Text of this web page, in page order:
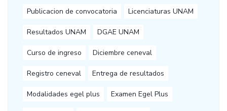
Publicacion de convocatoria Licenciaturas UNAM
Resultados UNAM DGAE UNAM
Curso de ingreso Diciembre ceneval
Registro ceneval Entrega de resultados
Modalidades egel plus Examen Egel Plus